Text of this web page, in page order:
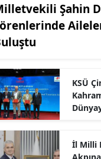
Şahin
KSÜ
İl Milli